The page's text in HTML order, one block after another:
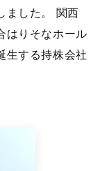
ました。 関西
はりそなホール
生する持株会社